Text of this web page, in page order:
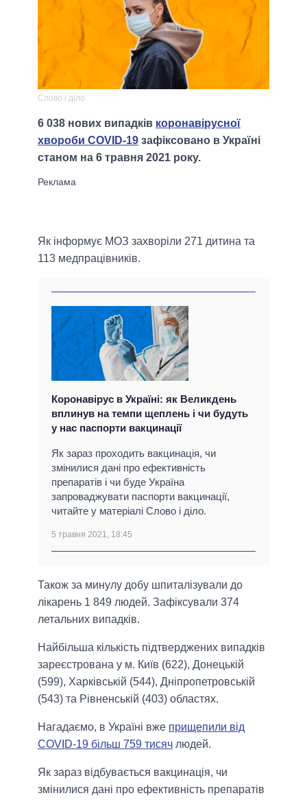
Слово і діло
6 038 нових випадків коронавірусної
хвороби COVID-19 зафіксовано в Україні
станом на 6 травня 2021 року.
Як інформує МОЗ захворіли 271 дитина та
113 медпрацівників.
Коронавірус в Україні: як Великдень
вплинув на темпи щеплень і чи будуть
у нас паспорти вакцинації
Як зараз проходить вакцинація, чи
змінилися дані про ефективність
препаратів і чи буде Україна
запроваджувати паспорти вакцинації,
читайте у матеріалі Слово і діло.
5 травня 2021, 18:45
Також за минулу добу шпиталізували до
лікарень 1 849 людей. Зафіксували 374
летальних випадків.
Найбільша кількість підтверджених випадків
зареєстрована у м. Київ (622), Донецькій
(599), Харківській (544), Дніпропетровській
(543) та Рівненській (403) областях.
Нагадаємо, в Україні вже прищепили від
COVID-19 більш 759 тисяч людей.
Як зараз відбувається вакцинація, чи
змінилися дані про ефективність препаратів